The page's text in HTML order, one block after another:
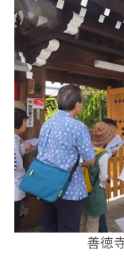
善徳